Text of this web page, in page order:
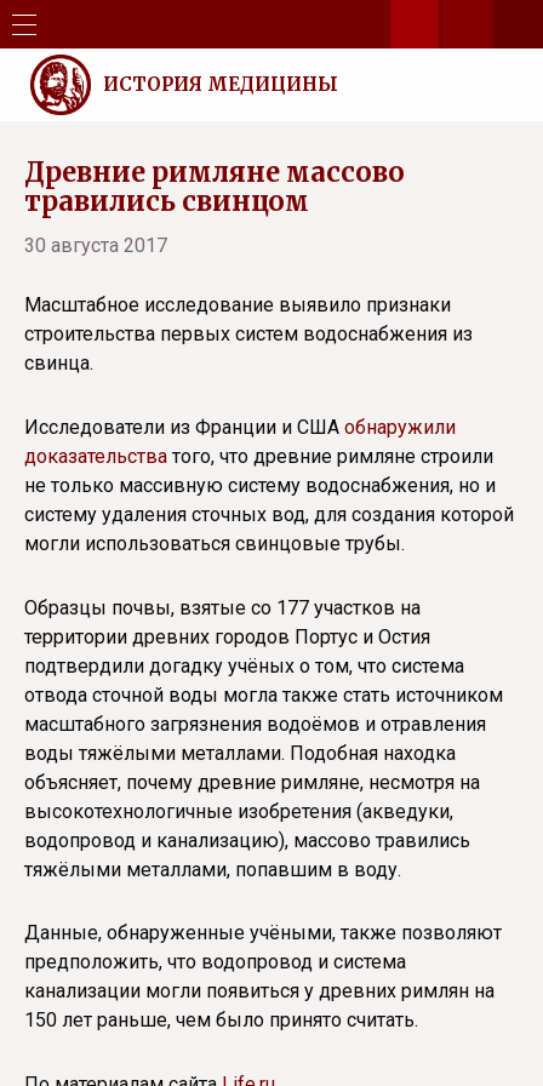
ИСТОРИЯ МЕДИЦИНЫ
Древние римляне массово
травились свинцом
30 августа 2017
Масштабное исследование выявило признаки
строительства первых систем водоснабжения из
свинца.
Исследователи из Франции и США обнаружили
доказательства того, что древние римляне строили
не только массивную систему водоснабжения, но и
систему удаления сточных вод, для создания которой
могли использоваться свинцовые трубы.
Образцы почвы, взятые со 177 участков на
территории древних городов Портус и Остия
подтвердили догадку учёных о том, что система
отвода сточной воды могла также стать источником
масштабного загрязнения водоёмов и отравления
воды тяжёлыми металлами. Подобная находка
объясняет, почему древние римляне, несмотря на
высокотехнологичные изобретения (акведуки,
водопровод и канализацию), массово травились
тяжёлыми металлами, попавшим в воду.
Данные, обнаруженные учёными, также позволяют
предположить, что водопровод и система
канализации могли появиться у древних римлян на
150 лет раньше, чем было принято считать.